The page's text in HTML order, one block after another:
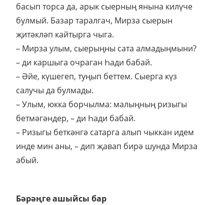
басып торса да, арык сыерның янына килүче
булмый. Базар таралгач, Мирза сыерын
җитәкләп кайтырга чыга.
– Мирза улым, сыерыңны сата алмадыңмыни?
– ди каршыга очраган Һади бабай.
– Әйе, күшегеп, туңып беттем. Сыерга күз
салучы да булмады.
– Улым, юкка борчылма: малыңның ризыгы
бетмәгәндер, – ди Һади бабай.
– Ризыгы беткәнгә сатарга алып чыккан идем
инде мин аны, – дип җавап бирә шунда Мирза
абый.
Бәрәңге ашыйсы бар